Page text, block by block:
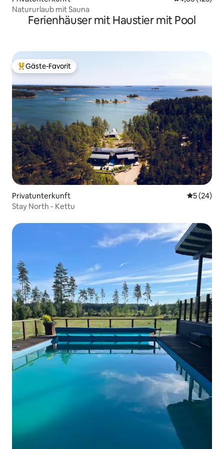
Natururlaub mit Sauna
Ferienhäuser mit Haustier mit Pool
Beliebter Gäste-Favorit.
Gäste-Favorit
Privatunterkunft
5 (24)
Stay North - Kettu